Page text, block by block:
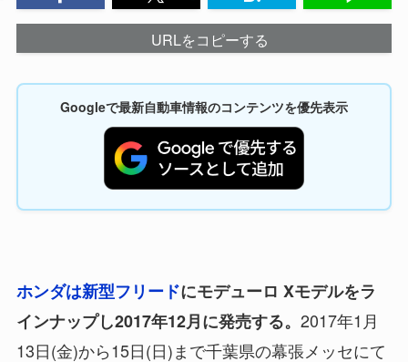
URLをコピーする
Googleで最新自動車情報のコンテンツを優先表示
ホンダは新型フリードにモデューロ Xモデルをラ
インナップし2017年12月に発売する。 2017年1月
13日(金)から15日(日)まで千葉県の幕張メッセにて